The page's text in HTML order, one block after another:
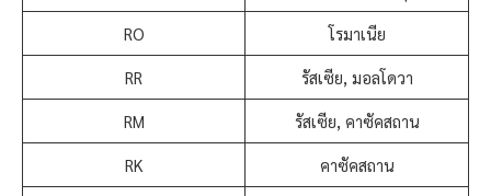
RO โรมาเนีย
RR รัสเซีย, มอลโดวา
RM รัสเซีย, คาซัคสถาน
RK คาซัคสถาน